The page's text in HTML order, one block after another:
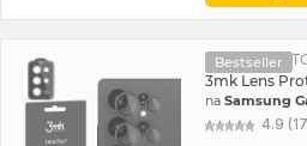
Bestseller
SZKŁO
3mk Lens
naSamsung
4.9